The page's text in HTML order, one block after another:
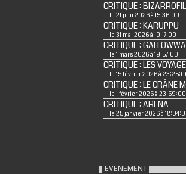
CRITIQUE :
le 21 juin 2026 à 15:36:00
CRITIQUE : KARUPPU
le 31 mai 2026 à 19:17:00
CRITIQUE :
le 1 mars 2026 à 19:57:00
CRITIQUE : LES
le 15 février 2026 à
CRITIQUE : LE CRÂNE
le 1 février 2026 à 23:59:00
CRITIQUE : ARENA
le 25 janvier 2026 à
EVENEMENT